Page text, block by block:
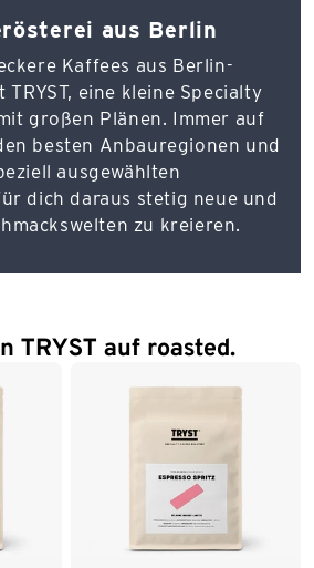
aus Berlin
Kaffees aus Berlin-
TRYST, eine kleine Specialty
großen Plänen. Immer auf
besten Anbauregionen und
ausgewählten
dich daraus stetig neue und
zu kreieren.
TRYST auf roasted.